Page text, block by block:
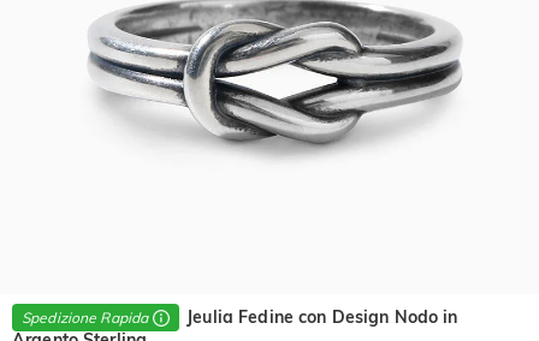
Spedizione Rapida
Jeulia Fedine con Design Nodo in